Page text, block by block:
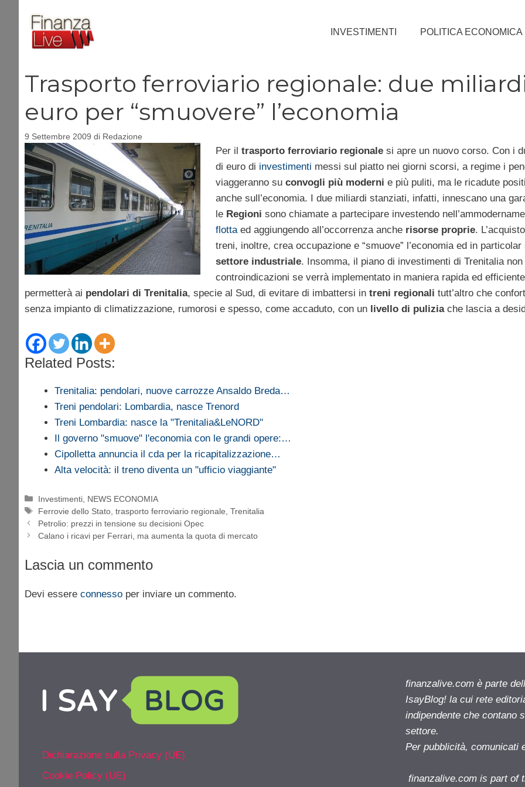
contenuto
INVESTIMENTI POLITICA ECONOMICA
Trasporto ferroviario regionale: due
euro per “smuovere” l’economia
9 Settembre 2009 di Redazione
Per il trasporto ferroviario regionalesi apre un nuovo corso. Con i
di euro di investimenti messi sul piatto nei giorni scorsi, a regime i
viaggeranno su convogli più moderni e più puliti, ma le ricadute
anche sull’economia. I due miliardi stanziati, infatti, innescano una
le Regioni sono chiamate a partecipare investendo
flottaed aggiungendo all’occorrenza anche risorse proprie.
treni, inoltre, crea occupazione e “smuove” l’economia ed in particolar
settore industriale. Insomma, il piano di investimenti di Trenitalia non
controindicazioni se verrà implementato in maniera rapida ed
permetterà ai pendolari di Trenitalia, specie al Sud, di evitare di imbattersi in treni regionali tutt’altro che
senza impianto di climatizzazione, rumorosi e spesso, come accaduto, con un livello di puliziache lascia a
Related Posts:
Trenitalia: pendolari, nuove carrozze Ansaldo Breda…
Treni pendolari: Lombardia, nasce Trenord
Treni Lombardia: nasce la "Trenitalia&LeNORD"
Il governo "smuove" l'economia con le grandi opere:…
Cipolletta annuncia il cda per la ricapitalizzazione…
Alta velocità: il treno diventa un "ufficio viaggiante"
Categorie
Investimenti NEWS ECONOMIA
Tag
Ferrovie dello Stato ,trasporto ferroviario regionale ,Trenitalia
Petrolio: prezzi in tensione su decisioni Opec
Calano i ricavi per Ferrari, ma aumenta la quota di mercato
Lascia un commento
Devi essere connesso per inviare un commento.
Dichiarazione sulla Privacy (UE)
Cookie Policy (UE)
finanzalive.com è parte
IsayBlog! la cui rete
indipendente che contano
settore.
Per pubblicità, comunicati
finanzalive.com is part of